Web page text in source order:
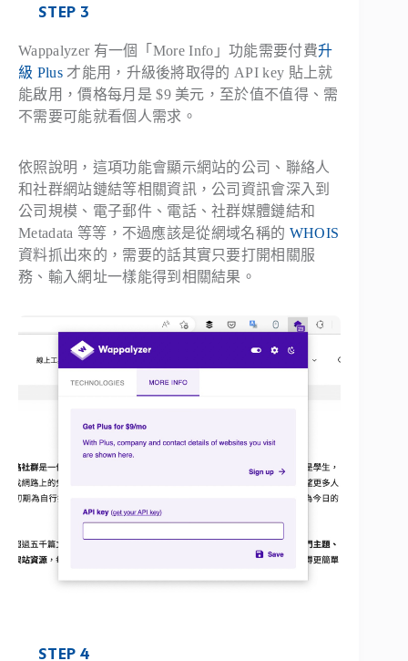
STEP 3
Wappalyzer 有一個「More Info」功能需要付費升
級 Plus才能用，升級後將取得的 API key 貼上就
能啟用，價格每月是 $9 美元，至於值不值得、需
不需要可能就看個人需求。
依照說明，這項功能會顯示網站的公司、聯絡人
和社群網站鏈結等相關資訊，公司資訊會深入到
公司規模、電子郵件、電話、社群媒體鏈結和
Metadata 等等，不過應該是從網域名稱的 WHOIS
資料抓出來的，需要的話其實只要打開相關服
務、輸入網址一樣能得到相關結果。
STEP 4